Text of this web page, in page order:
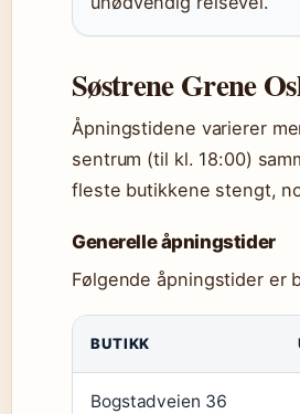
Søstrene Grene
Åpningstidene varierer
sentrum (til kl. 18:00)
fleste butikkene stengt,
Generelle åpningstider
Følgende åpningstider er
BUTIKK
Bogstadveien 36